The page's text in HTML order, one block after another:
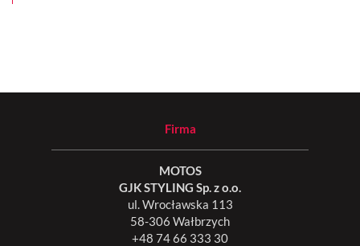
Firma
MOTOS
GJK STYLING Sp. z o.o.
ul. Wrocławska 113
58-306 Wałbrzych
+48 74 66 333 30